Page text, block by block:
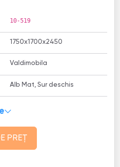
10-519
1750x1700x2450
Valdimobila
Alb Mat, Sur deschis
PREȚ